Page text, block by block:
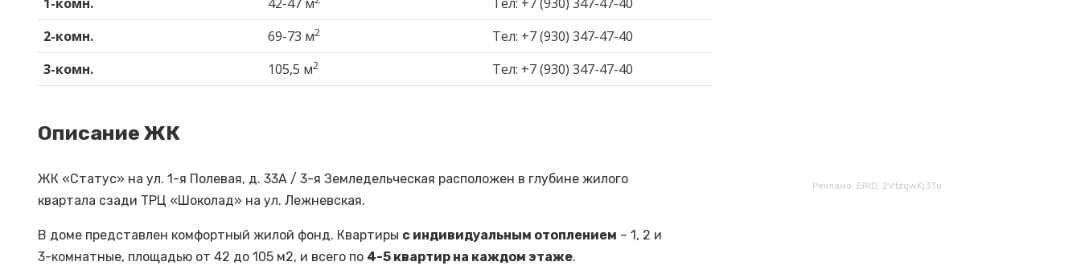
2-комн.
69-73 м2
Тел: +7 (930) 347-47-40
3-комн.
105,5 м2 Тел: +7 (930) 347-47-40
Описание ЖК
ЖК «Статус» на ул. 1-я Полевая, д. 33А / 3-я Земледельческая расположен в глубине жилого
квартала сзади ТРЦ «Шоколад» на ул. Лежневская.
В доме представлен комфортный жилой фонд. Квартиры с индивидуальным отоплением – 1, 2 и
3-комнатные, площадью от 42 до 105 м2, и всего по 4-5 квартир на каждом этаже.
Реклама. ERID: 2VtzqwKj3Tu